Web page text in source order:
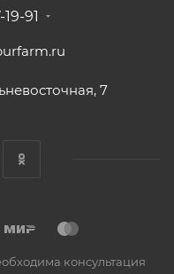
91
7
консультация